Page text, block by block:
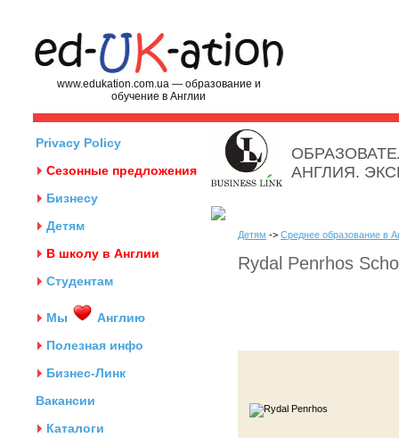
www.edukation.com.ua — образование и
обучение в Англии
Privacy Policy
Сезонные предложения
Бизнесу
Детям
В школу в Англии
Студентам
Мы
Англию
Полезная инфо
Бизнес-Линк
Вакансии
Каталоги
АНГЛИЯ.
Детям -> Среднее образование в
Rydal Penrhos